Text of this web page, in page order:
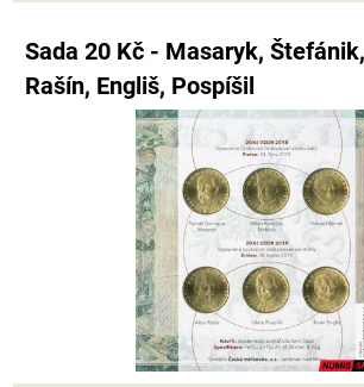
Sada 20 Kč - Masaryk,
Rašín, Engliš, Pospíšil